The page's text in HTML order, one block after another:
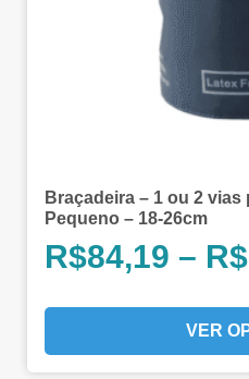
Braçadeira – 1 ou 2
Pequeno – 18-26cm
R$84,19 – R$
VER